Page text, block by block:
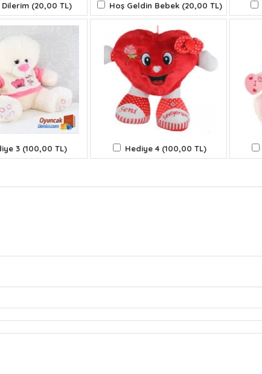
Dilerim (20,00 TL) Hoş Geldin Bebek (20,00 TL)
3 (100,00 TL) Hediye 4 (100,00 TL)